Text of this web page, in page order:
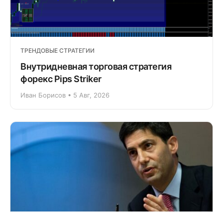
ТРЕНДОВЫЕ СТРАТЕГИИ
Внутридневная торговая стратегия
форекс Pips Striker
Иван Борисов • 5 Авг, 2026